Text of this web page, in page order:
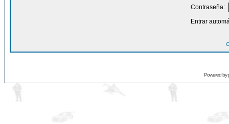
Contraseña:
Entrar
Powered by